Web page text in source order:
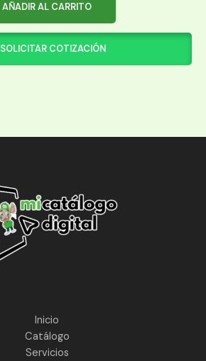
AÑADIR AL CARRITO
SOLICITAR COTIZACIÓN
Inicio
Catálogo
Servicios